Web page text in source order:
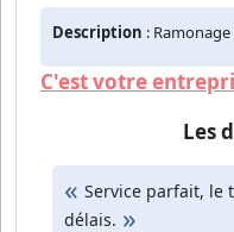
Description :
C'est votre
Les
Service parfait, le
délais.